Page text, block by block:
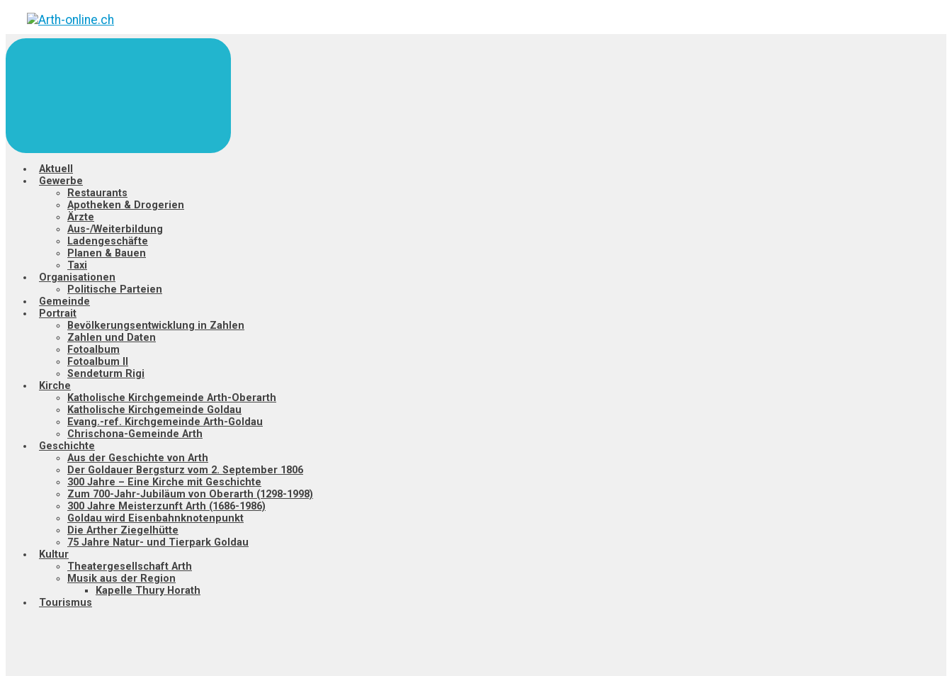
Zum
Hauptinhalt
springen
Aktuell
Gewerbe
Restaurants
Apotheken & Drogerien
Ärzte
Aus-/Weiterbildung
Ladengeschäfte
Planen & Bauen
Taxi
Organisationen
Politische Parteien
Gemeinde
Portrait
Bevölkerungsentwicklung in Zahlen
Zahlen und Daten
Fotoalbum
Fotoalbum II
Sendeturm Rigi
Kirche
Katholische Kirchgemeinde Arth-Oberarth
Katholische Kirchgemeinde Goldau
Evang.-ref. Kirchgemeinde Arth-Goldau
Chrischona-Gemeinde Arth
Geschichte
Aus der Geschichte von Arth
Der Goldauer Bergsturz vom 2. September 1806
300 Jahre – Eine Kirche mit Geschichte
Zum 700-Jahr-Jubiläum von Oberarth (1298-1998)
300 Jahre Meisterzunft Arth (1686-1986)
Goldau wird Eisenbahnknotenpunkt
Die Arther Ziegelhütte
75 Jahre Natur- und Tierpark Goldau
Kultur
Theatergesellschaft Arth
Musik aus der Region
Kapelle Thury Horath
Tourismus